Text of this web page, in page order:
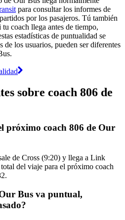
para consultar los informes de
por los pasajeros. Tú también
coach llega antes de tiempo,
estadísticas de puntualidad se
de los usuarios, pueden ser diferentes
sobre coach 806 de
próximo coach 806 de Our
de Cross (9:20) y llega a Link
del viaje para el próximo coach
Bus va puntual,